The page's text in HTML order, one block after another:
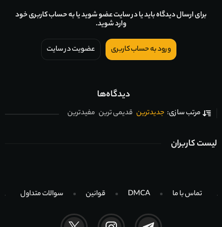
برای ارسال دیدگاه باید یا در سایت عضو شوید یا به حساب کاربری خود
وارد شوید.
ورود به حساب کاربری عضویت در سایت
دیدگاه‌ها
مرتب سازی: جدیدترین قدیمی ترین مفیدترین
لیست کاربران
تماس با ما DMCA قوانین سوالات متداول